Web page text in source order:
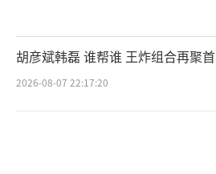
胡彦斌韩磊 谁帮谁 王炸组合再聚首
2026-08-07 22:17:20